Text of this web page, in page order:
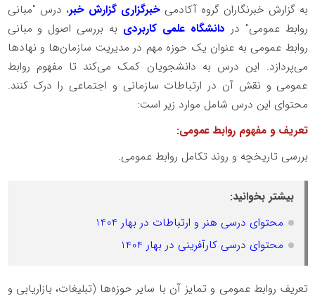
به گزارش خبرنگاران گروه آکادمیخبرگزاری گزارش خبر، درس "مبانی
روابط عمومی" در دانشگاه علمی کاربردی به بررسی اصول و مبانی
روابط عمومی به عنوان یک حوزه مهم در مدیریت سازمان‌ها و نهادها
می‌پردازد. این درس به دانشجویان کمک می‌کند تا مفهوم روابط
عمومی و نقش آن در ارتباطات سازمانی و اجتماعی را درک کنند.
محتوای این درس شامل موارد زیر است:
تعریف و مفهوم روابط عمومی:
بررسی تاریخچه و روند تکامل روابط عمومی.
بیشتر بخوانید:
محتوای درسی هنر و ارتباطات در بهار 1404
محتوای درسی کارآفرینی در بهار 1404
تعریف روابط عمومی و تمایز آن با سایر حوزه‌ها (تبلیغات، بازاریابی و